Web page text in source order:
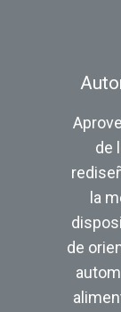
de
la
de